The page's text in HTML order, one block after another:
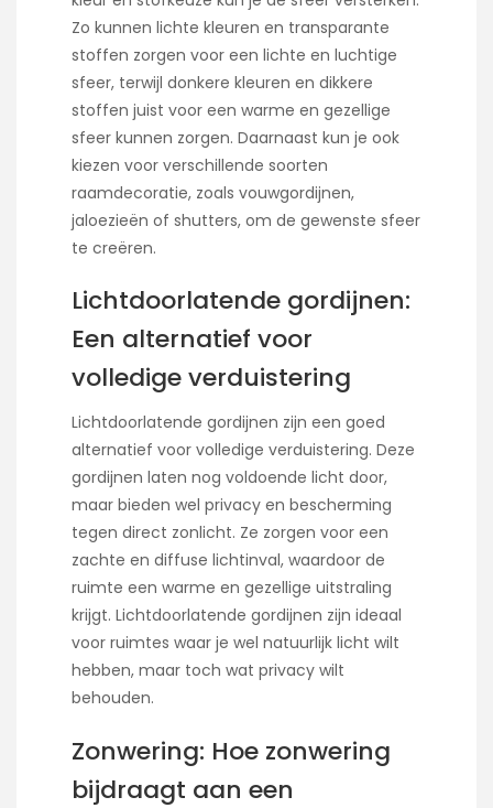
Zo kunnen lichte kleuren en transparante
stoffen zorgen voor een lichte en luchtige
sfeer, terwijl donkere kleuren en dikkere
stoffen juist voor een warme en gezellige
sfeer kunnen zorgen. Daarnaast kun je ook
kiezen voor verschillende soorten
raamdecoratie, zoals vouwgordijnen,
jaloezieën of shutters, om de gewenste sfeer
te creëren.
Lichtdoorlatende gordijnen:
Een alternatief voor
volledige verduistering
Lichtdoorlatende gordijnen zijn een goed
alternatief voor volledige verduistering. Deze
gordijnen laten nog voldoende licht door,
maar bieden wel privacy en bescherming
tegen direct zonlicht. Ze zorgen voor een
zachte en diffuse lichtinval, waardoor de
ruimte een warme en gezellige uitstraling
krijgt. Lichtdoorlatende gordijnen zijn ideaal
voor ruimtes waar je wel natuurlijk licht wilt
hebben, maar toch wat privacy wilt
behouden.
Zonwering: Hoe zonwering
bijdraagt aan een